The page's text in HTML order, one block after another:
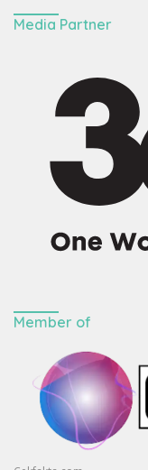
Media Partner
Member of